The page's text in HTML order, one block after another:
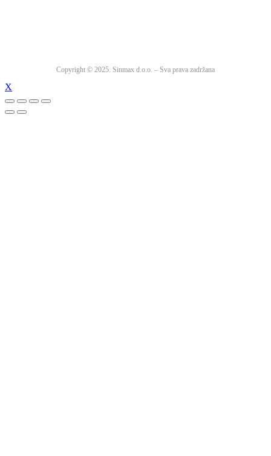
Copyright © 2025. Sinmax d.o.o. – Sva prava zadržana
X